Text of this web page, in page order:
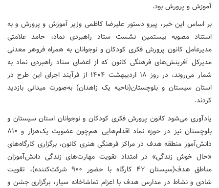
آموزش و پرورش بود.
بر اساس این خبر، پیرو دستور علیرضا کاظمی وزیر آموزش و پرورش و به
استناد مصوبه بیستمین نشست ستاد راهبردی نماد، حامد علامتی
مدیرعامل ‌کانون پرورش فکری کودکان و نوجوانان به همراه فروهر معدنی
مدیرکل آفرینش‌های فرهنگی کانون که از اعضای ستاد راهبردی نماد به
شمار می‌روند، در روز ۱۸ اردیبهشت ۱۴۰۴ از فرآیند اجرای این طرح در
استان سیستان و بلوچستان‌(ناحیه یک زاهدان) به‌صورت میدانی بازدید
‌کردند.
یادآوری می‌شود کانون پرورش فکری کودکان و نوجوانان استان سیستان و
بلوچستان نیز در حوزه نماد اقدام‌هایی هم‌چون عضویت یک‌هزار و ۸۱۰
دانش‌آموز منطقه هدف در مراکز فرهنگی هنری کانون، برگزاری کارگاه‌های
«حال خوش زندگی» در امتداد تقویت مهارت‌های زندگی دانش‌آموزان
مناطق هدف(سیستان ۴۲ کارگاه با حضور ۹۰۰ شرکت‌کننده)، تقویت
شادی و نشاط در مدارس هدف با اعزام تماشاخانه سیار، برگزاری جشن و